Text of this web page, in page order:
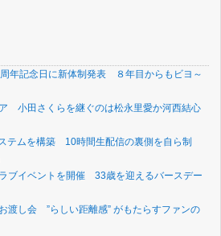
年記念日に新体制発表 ８年目からもビヨ～
小田さくらを継ぐのは松永里愛か河西結心
テムを構築 10時間生配信の裏側を自ら制
ブイベントを開催 33歳を迎えるバースデー
渡し会 ”らしい距離感” がもたらすファンの